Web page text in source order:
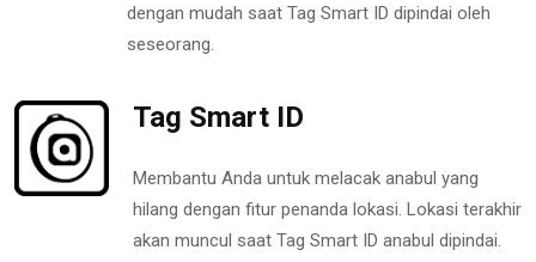
dengan mudah saat Tag Smart ID dipindai oleh
seseorang.
Tag Smart ID
Membantu Anda untuk melacak anabul yang
hilang dengan fitur penanda lokasi. Lokasi terakhir
akan muncul saat Tag Smart ID anabul dipindai.